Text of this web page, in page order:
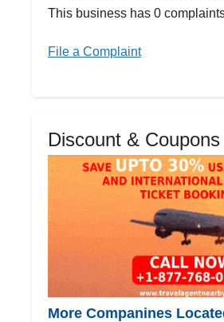
This business has 0
File a Complaint
Discount & Coupons
More Companines